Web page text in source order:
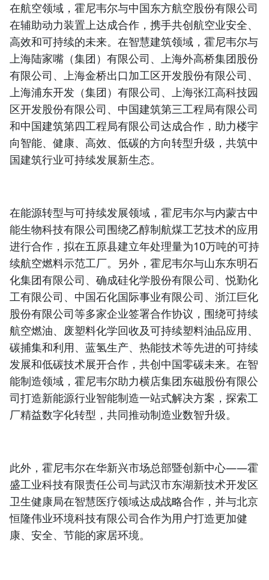
在航空领域，霍尼韦尔与中国东方航空股份有限公司
在辅助动力装置上达成合作，携手共创航空业安全、
高效和可持续的未来。在智慧建筑领域，霍尼韦尔与
上海陆家嘴（集团）有限公司、上海外高桥集团股份
有限公司、上海金桥出口加工区开发股份有限公司、
上海浦东开发（集团）有限公司、上海张江高科技园
区开发股份有限公司、中国建筑第三工程局有限公司
和中国建筑第四工程局有限公司达成合作，助力楼宇
向智能、健康、高效、低碳的方向转型升级，共筑中
国建筑行业可持续发展新生态。
在能源转型与可持续发展领域，霍尼韦尔与内蒙古中
能生物科技有限公司围绕乙醇制航煤工艺技术的应用
进行合作，拟在五原县建立年处理量为10万吨的可持
续航空燃料示范工厂。另外，霍尼韦尔与山东东明石
化集团有限公司、确成硅化学股份有限公司、悦勤化
工有限公司、中国石化国际事业有限公司、浙江巨化
股份有限公司等多家企业签署合作协议，围绕可持续
航空燃油、废塑料化学回收及可持续塑料油品应用、
碳捕集和利用、蓝氢生产、热能技术等先进的可持续
发展和低碳技术展开合作，共创中国零碳未来。在智
能制造领域，霍尼韦尔助力横店集团东磁股份有限公
司打造新能源行业智能制造一站式解决方案，探索工
厂精益数字化转型，共同推动制造业数智升级。
此外，霍尼韦尔在华新兴市场总部暨创新中心——霍
盛工业科技有限责任公司与武汉市东湖新技术开发区
卫生健康局在智慧医疗领域达成战略合作，并与北京
恒隆伟业环境科技有限公司合作为用户打造更加健
康、安全、节能的家居环境。